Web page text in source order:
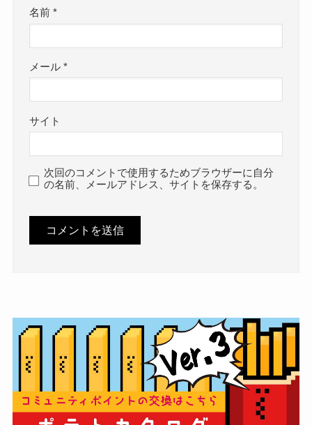
名前*
メール*
サイト
次回のコメントで使用するためブラウザーに自分
の名前、メールアドレス、サイトを保存する。